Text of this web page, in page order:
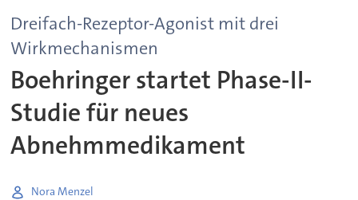
Dreifach-Rezeptor-Agonist mit drei
Wirkmechanismen
Boehringer startet Phase-II-
Studie für neues
Abnehmmedikament
Nora Menzel